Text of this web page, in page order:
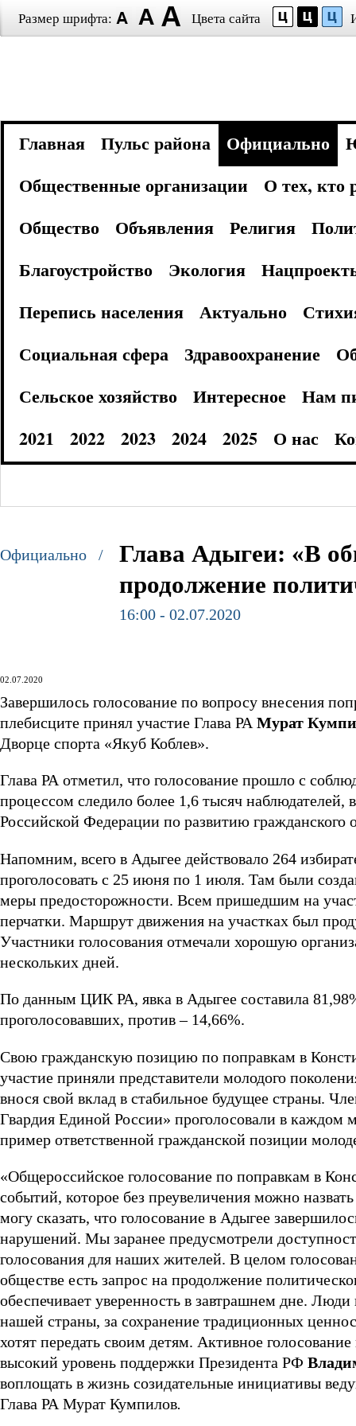
Размер шрифта: Цвета сайта
Главная Пульс района Официально
Общественные организации
О тех, кто
Общество
Объявления Религия
Благоустройство
Экология
Перепись населения
Актуально
Социальная сфера
Здравоохранение
Сельское хозяйство
Интересное
Нам
2021
2022 2023 2024 2025 О нас
Официально /
Глава Адыгеи: «В
продолжение
16:00 - 02.07.2020
02.07.2020
Завершилось голосование по вопросу внесения
плебисците принял участие Глава РА Мурат
Дворце спорта «Якуб Коблев».
Глава РА отметил, что голосование прошло с
процессом следило более 1,6 тысяч наблюдателей,
Российской Федерации по развитию гражданского
Напомним, всего в Адыгее действовало 264
проголосовать с 25 июня по 1 июля. Там были
меры предосторожности. Всем пришедшим на
перчатки. Маршрут движения на участках был
Участники голосования отмечали хорошую
нескольких дней.
По данным ЦИК РА, явка в Адыгее составила
проголосовавших, против – 14,66%.
Свою гражданскую позицию по поправкам в
участие приняли представители молодого
внося свой вклад в стабильное будущее страны.
Гвардия Единой России» проголосовали в каждом
пример ответственной гражданской позиции
«Общероссийское голосование по поправкам в
событий, которое без преувеличения можно
могу сказать, что голосование в Адыгее
нарушений. Мы заранее предусмотрели
голосования для наших жителей. В целом
обществе есть запрос на продолжение
обеспечивает уверенность в завтрашнем дне.
нашей страны, за сохранение традиционных
хотят передать своим детям. Активное
высокий уровень поддержки Президента РФ
воплощать в жизнь созидательные инициативы
Глава РА Мурат Кумпилов.